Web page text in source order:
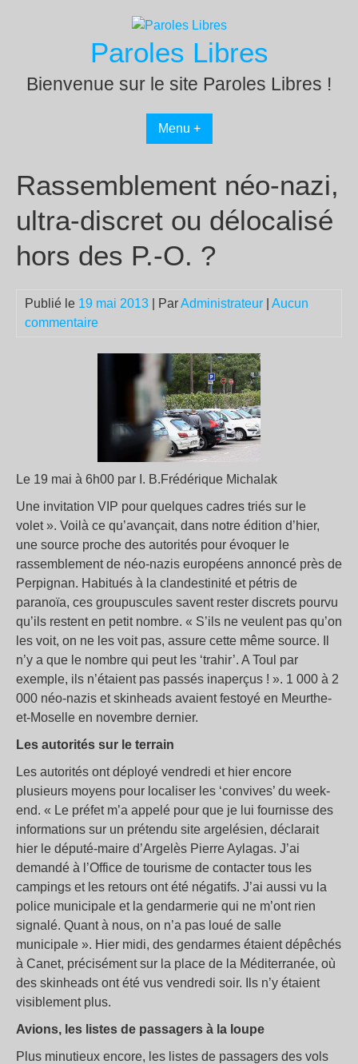
Paroles Libres
Bienvenue sur le site Paroles Libres !
Menu +
Rassemblement néo-nazi,
ultra-discret ou délocalisé
hors des P.-O. ?
Publié le 19 mai 2013 | ParAdministrateur
Aucun
commentaire
Le 19 mai à 6h00 par I. B.Frédérique Michalak
Une invitation VIP pour quelques cadres triés sur le
volet ». Voilà ce qu’avançait, dans notre édition d’hier,
une source proche des autorités pour évoquer le
rassemblement de néo-nazis européens annoncé près de
Perpignan. Habitués à la clandestinité et pétris de
paranoïa, ces groupuscules savent rester discrets pourvu
qu’ils restent en petit nombre. « S’ils ne veulent pas qu’on
les voit, on ne les voit pas, assure cette même source. Il
n’y a que le nombre qui peut les ‘trahir’. A Toul par
exemple, ils n’étaient pas passés inaperçus ! ». 1 000 à 2
000 néo-nazis et skinheads avaient festoyé en Meurthe-
et-Moselle en novembre dernier.
Les autorités sur le terrain
Les autorités ont déployé vendredi et hier encore
plusieurs moyens pour localiser les ‘convives’ du week-
end. « Le préfet m’a appelé pour que je lui fournisse des
informations sur un prétendu site argelésien, déclarait
hier le député-maire d’Argelès Pierre Aylagas. J’ai
demandé à l’Office de tourisme de contacter tous les
campings et les retours ont été négatifs. J’ai aussi vu la
police municipale et la gendarmerie qui ne m’ont rien
signalé. Quant à nous, on n’a pas loué de salle
municipale ». Hier midi, des gendarmes étaient dépêchés
à Canet, précisément sur la place de la Méditerranée, où
des skinheads ont été vus vendredi soir. Ils n’y étaient
visiblement plus.
Avions, les listes de passagers à la loupe
Plus minutieux encore, les listes de passagers des vols